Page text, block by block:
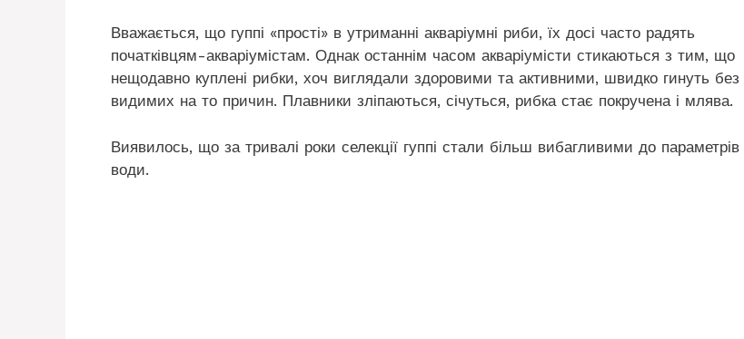
Вважається, що гуппі «прості» в утриманні акваріумні риби, їх досі часто радять
початківцям-акваріумістам. Однак останнім часом акваріумісти стикаються з тим, що
нещодавно куплені рибки, хоч виглядали здоровими та активними, швидко гинуть без
видимих на то причин. Плавники зліпаються, січуться, рибка стає покручена і млява.
Виявилось, що за тривалі роки селекції гуппі стали більш вибагливими до параметрів
води.